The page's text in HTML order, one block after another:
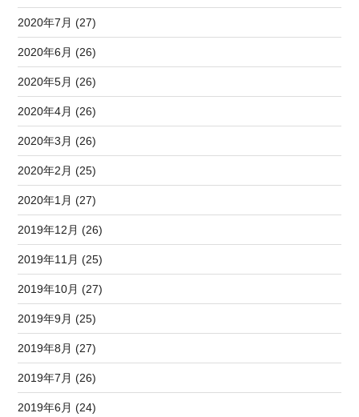
2020年7月 (27)
2020年6月 (26)
2020年5月 (26)
2020年4月 (26)
2020年3月 (26)
2020年2月 (25)
2020年1月 (27)
2019年12月 (26)
2019年11月 (25)
2019年10月 (27)
2019年9月 (25)
2019年8月 (27)
2019年7月 (26)
2019年6月 (24)